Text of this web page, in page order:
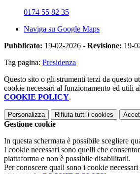
0174 55 82 35
Naviga su Google Maps
Pubblicato: 19-02-2026 - Revisione: 19-
Tag pagina: Presidenza
Questo sito o gli strumenti terzi da questo
cookie necessari al funzionamento ed utili
COOKIE POLICY.
Personalizza Rifiuta tutti i cookies
Gestione cookie
In questa schermata è possibile scegliere
I cookie necessari sono quelli che
piattaforma e non è possibile disabilitarli.
Per conoscere quali sono i cookie